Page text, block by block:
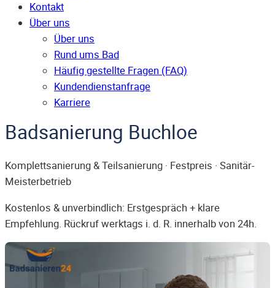
Kontakt
Über uns
Über uns
Rund ums Bad
Häufig gestellte Fragen (FAQ)
Kunden­dienst­anfrage
Karriere
Badsanierung Buchloe
Komplettsanierung & Teilsanierung · Festpreis · Sanitär-
Meisterbetrieb
Kostenlos & unverbindlich: Erstgespräch + klare
Empfehlung. Rückruf werktags i. d. R. innerhalb von 24h.